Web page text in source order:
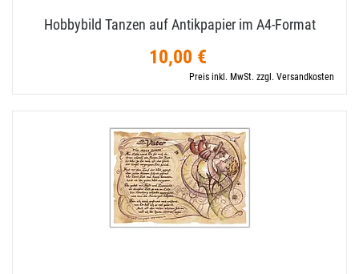
Hobbybild Tanzen auf Antikpapier im A4-​Format
10,00 €
Preis inkl. MwSt. zzgl. Versandkosten